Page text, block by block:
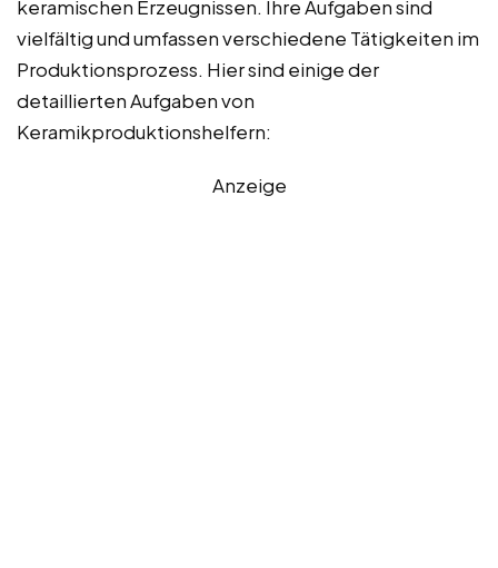
keramischen Erzeugnissen. Ihre Aufgaben sind
vielfältig und umfassen verschiedene Tätigkeiten im
Produktionsprozess. Hier sind einige der
detaillierten Aufgaben von
Keramikproduktionshelfern:
Anzeige